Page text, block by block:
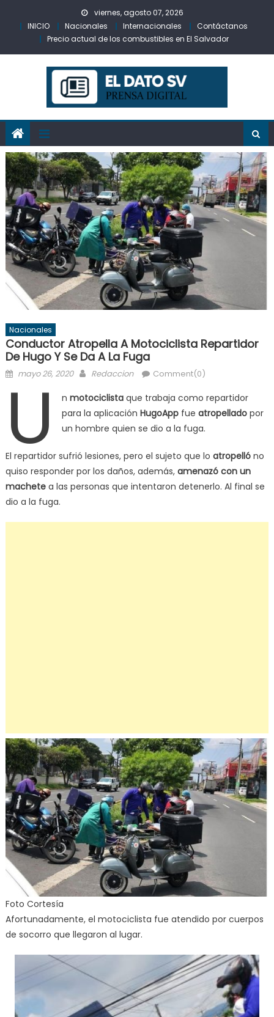
viernes, agosto 07, 2026
INICIO
Nacionales Internacionales
Contáctanos
Precio actual de los combustibles en El Salvador
Nacionales
Conductor Atropella A Motociclista Repartidor
De Hugo Y Se Da A La Fuga
Posted
mayo 26, 2020 Author
Redaccion Comment(0)
U n motociclista que trabaja como repartidor
para la aplicación HugoAppfue atropellado por
un hombre quien se dio a la fuga.
El repartidor sufrió lesiones, pero el sujeto que lo atropelló no
quiso responder por los daños, además, amenazó con un
machetea las personas que intentaron detenerlo. Al final se
dio a la fuga.
Foto Cortesía
Afortunadamente, el motociclista fue atendido por cuerpos
de socorro que llegaron al lugar.